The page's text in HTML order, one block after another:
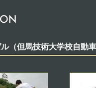
（但馬技術大学校自動